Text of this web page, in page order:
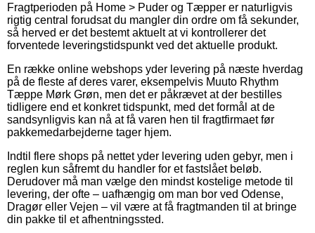
Fragtperioden på Home > Puder og Tæpper er naturligvis
rigtig central forudsat du mangler din ordre om få sekunder,
så herved er det bestemt aktuelt at vi kontrollerer det
forventede leveringstidspunkt ved det aktuelle produkt.
En række online webshops yder levering på næste hverdag
på de fleste af deres varer, eksempelvis Muuto Rhythm
Tæppe Mørk Grøn, men det er påkrævet at der bestilles
tidligere end et konkret tidspunkt, med det formål at de
sandsynligvis kan nå at få varen hen til fragtfirmaet før
pakkemedarbejderne tager hjem.
Indtil flere shops på nettet yder levering uden gebyr, men i
reglen kun såfremt du handler for et fastslået beløb.
Derudover må man vælge den mindst kostelige metode til
levering, der ofte – uafhængig om man bor ved Odense,
Dragør eller Vejen – vil være at få fragtmanden til at bringe
din pakke til et afhentningssted.